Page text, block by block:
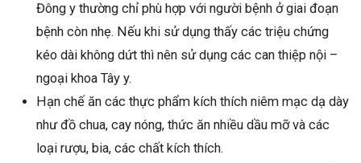
Đông y thường chỉ phù hợp với người bệnh ở giai đoạn
bệnh còn nhẹ. Nếu khi sử dụng thấy các triệu chứng
kéo dài không dứt thì nên sử dụng các can thiệp nội –
ngoại khoa Tây y.
Hạn chế ăn các thực phẩm kích thích niêm mạc dạ dày
như đồ chua, cay nóng, thức ăn nhiều dầu mỡ và các
loại rượu, bia, các chất kích thích.